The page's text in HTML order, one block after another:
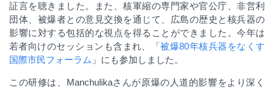
証言を聴きました。また、核軍縮の専門家や官公庁、非営利
団体、被爆者との意見交換を通じて、広島の歴史と核兵器の
影響に対する包括的な視点を得ることができました。今年は
若者向けのセッションも含まれ、「被爆80年核兵器をなくす
国際市民フォーラム 」にも参加しました。
この研修は、 Manchulikaさんが原爆の人道的影響をより深く